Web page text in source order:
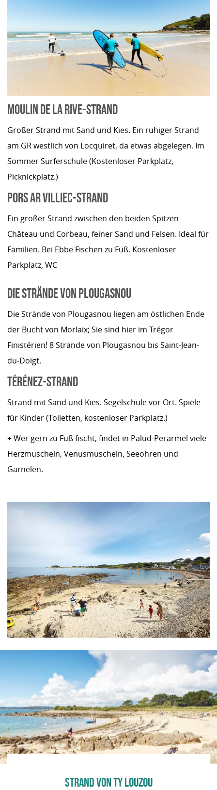
MOULIN DE LA RIVE-STRAND
Großer Strand mit Sand und Kies. Ein ruhiger Strand
am GR westlich von Locquiret, da etwas abgelegen. Im
Sommer Surferschule (Kostenloser Parkplatz,
Picknickplatz.)
PORS AR VILLIEC-STRAND
Ein großer Strand zwischen den beiden Spitzen
Château und Corbeau, feiner Sand und Felsen. Ideal für
Familien. Bei Ebbe Fischen zu Fuß. Kostenloser
Parkplatz, WC
DIE STRÄNDE VON PLOUGASNOU
Die Strände von Plougasnou liegen am östlichen Ende
der Bucht von Morlaix; Sie sind hier im Trégor
Finistérien! 8 Strände von Plougasnou bis Saint-Jean-
du-Doigt.
TÉRÉNEZ-STRAND
Strand mit Sand und Kies. Segelschule vor Ort. Spiele
für Kinder (Toiletten, kostenloser Parkplatz.)
+ Wer gern zu Fuß fischt, findet in Palud-Perarmel viele
Herzmuscheln, Venusmuscheln, Seeohren und
Garnelen.
STRAND VON TY LOUZOU